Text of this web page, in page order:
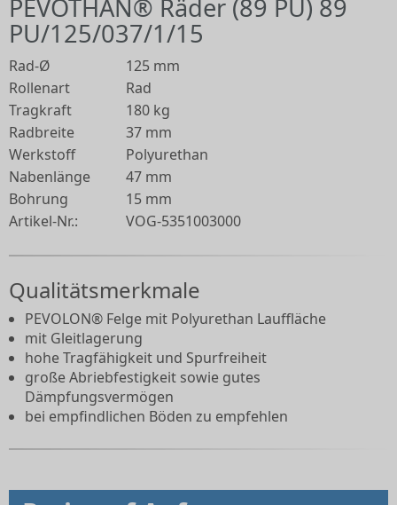
PEVOTHAN® Räder (89 PU) 89
PU/125/037/1/15
Rad-Ø
125 mm
Rollenart
Rad
Tragkraft
180 kg
Radbreite
37 mm
Werkstoff
Polyurethan
Nabenlänge
47 mm
Bohrung
15 mm
Artikel-Nr.:
VOG-5351003000
Qualitätsmerkmale
PEVOLON® Felge mit Polyurethan Lauffläche
mit Gleitlagerung
hohe Tragfähigkeit und Spurfreiheit
große Abriebfestigkeit sowie gutes
Dämpfungsvermögen
bei empfindlichen Böden zu empfehlen